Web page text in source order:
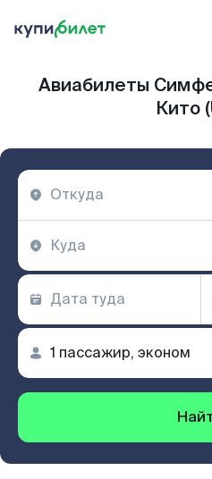
Авиабилеты
Кито